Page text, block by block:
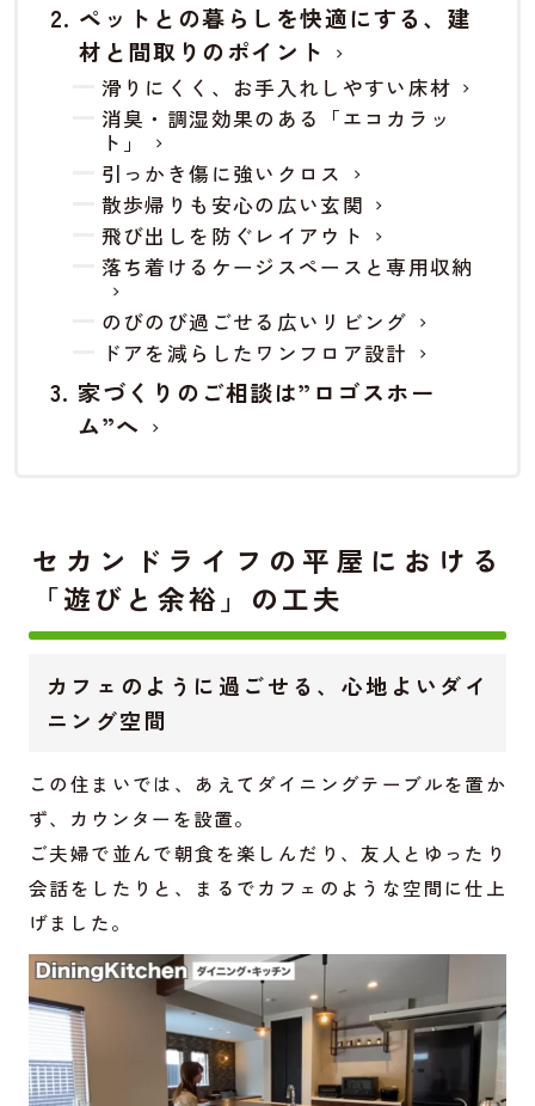
ペットとの暮らしを快適にする、建
材と間取りのポイント
滑りにくく、お手入れしやすい床材
消臭・調湿効果のある「エコカラッ
ト」
引っかき傷に強いクロス
散歩帰りも安心の広い玄関
飛び出しを防ぐレイアウト
落ち着けるケージスペースと専用収納
のびのび過ごせる広いリビング
ドアを減らしたワンフロア設計
家づくりのご相談は”ロゴスホー
ム”へ
セカンドライフの平屋における
「遊びと余裕」の工夫
カフェのように過ごせる、心地よいダイ
ニング空間
この住まいでは、あえてダイニングテーブルを置か
ず、カウンターを設置。
ご夫婦で並んで朝食を楽しんだり、友人とゆったり
会話をしたりと、まるでカフェのような空間に仕上
げました。